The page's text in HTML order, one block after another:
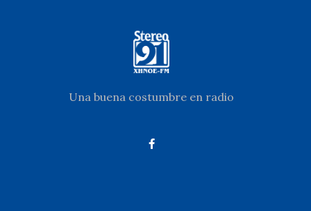
Una buena costumbre en radio